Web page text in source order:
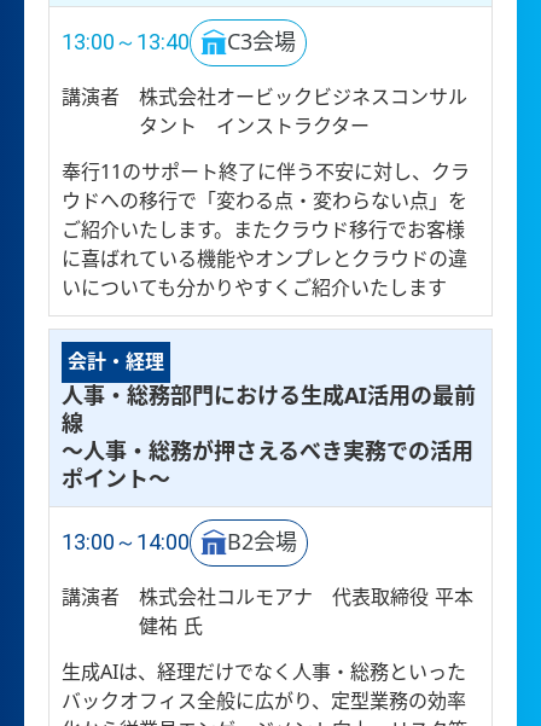
13:00～13:40 C3会場
講演者
株式会社オービックビジネスコンサル
タント インストラクター
奉行11のサポート終了に伴う不安に対し、クラ
ウドへの移行で「変わる点・変わらない点」を
ご紹介いたします。またクラウド移行でお客様
に喜ばれている機能やオンプレとクラウドの違
いについても分かりやすくご紹介いたします
会計・経理
人事・総務部門における生成AI活用の最前
線
～人事・総務が押さえるべき実務での活用
ポイント～
13:00～14:00 B2会場
講演者
株式会社コルモアナ 代表取締役 平本
健祐 氏
生成AIは、経理だけでなく人事・総務といった
バックオフィス全般に広がり、定型業務の効率